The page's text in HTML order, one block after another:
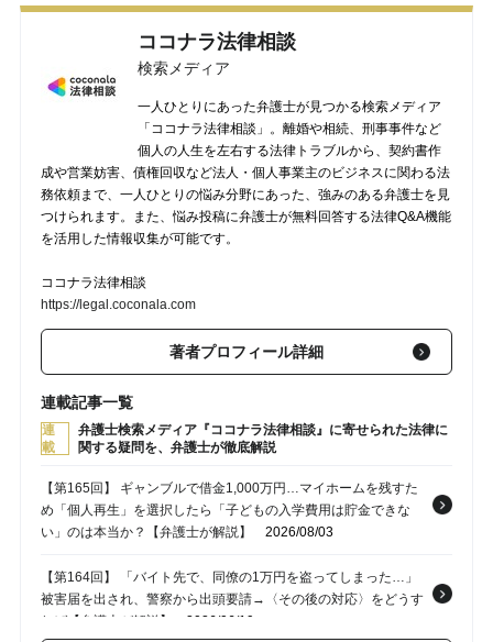
ココナラ法律相談
検索メディア
一人ひとりにあった弁護士が見つかる検索メディア
「ココナラ法律相談」。離婚や相続、刑事事件など
個人の人生を左右する法律トラブルから、契約書作
成や営業妨害、債権回収など法人・個人事業主のビジネスに関わる法
務依頼まで、一人ひとりの悩み分野にあった、強みのある弁護士を見
つけられます。また、悩み投稿に弁護士が無料回答する法律Q&A機能
を活用した情報収集が可能です。
ココナラ法律相談
https://legal.coconala.com
著者プロフィール詳細
連載記事一覧
連
載
弁護士検索メディア『ココナラ法律相談』に寄せられた法律に
関する疑問を、弁護士が徹底解説
【第165回】 ギャンブルで借金1,000万円…マイホームを残すた
め「個人再生」を選択したら「子どもの入学費用は貯金できな
い」のは本当か？【弁護士が解説】
2026/08/03
【第164回】 「バイト先で、同僚の1万円を盗ってしまった…」
被害届を出され、警察から出頭要請→〈その後の対応〉をどうす
れば【弁護士が解説】
2026/06/19